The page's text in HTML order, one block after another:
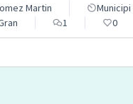
Martin
Municipi
1 0